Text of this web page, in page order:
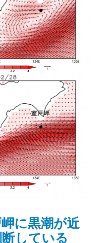
に黒潮が近
している